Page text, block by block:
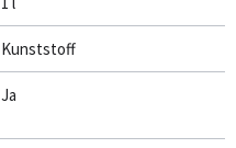
Kunststoff
Ja